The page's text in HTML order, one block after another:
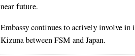
near future.
Embassy continues to actively involve
Kizuna between FSM and Japan.